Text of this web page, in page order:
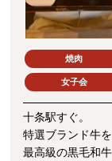
焼肉
女子会
十条駅すぐ。
特選ブランド牛
最高級の黒毛和